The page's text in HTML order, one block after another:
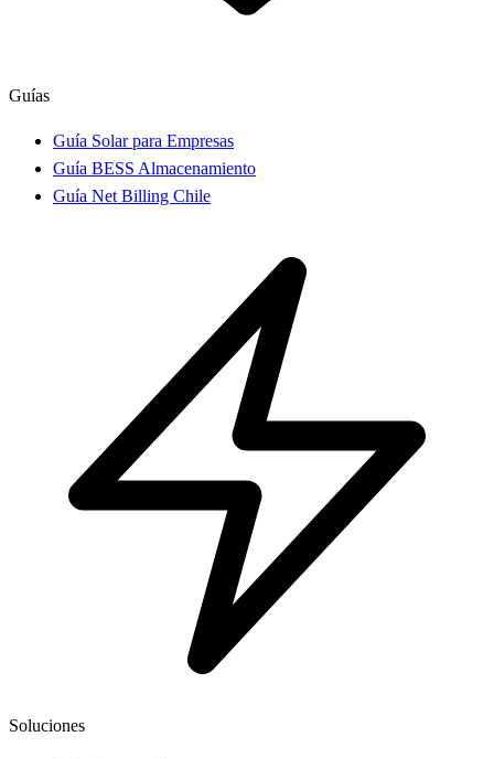
Guías
Guía Solar para Empresas
Guía BESS Almacenamiento
Guía Net Billing Chile
Soluciones